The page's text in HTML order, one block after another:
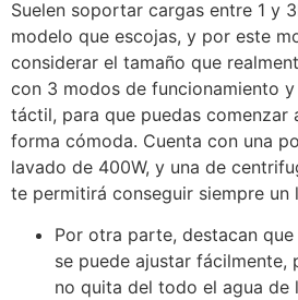
Suelen soportar cargas entre 1 y
modelo que escojas, y por este
considerar el tamaño que
con 3 modos de funcionamiento
táctil, para que puedas comenzar
forma cómoda. Cuenta con una
lavado de 400W, y una de
te permitirá conseguir siempre
Por otra parte, destacan que
se puede ajustar fácilmente,
no quita del todo el agua de